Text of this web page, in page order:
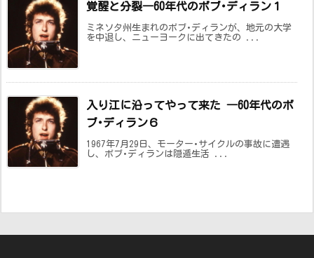
覚醒と分裂―60年代のボブ･ディラン１
ミネソタ州生まれのボブ･ディランが、地元の大学
を中退し、ニューヨークに出てきたの ...
入り江に沿ってやって来た ―60年代のボ
ブ･ディラン６
1967年7月29日、モーター･サイクルの事故に遭遇
し、ボブ･ディランは隠遁生活 ...